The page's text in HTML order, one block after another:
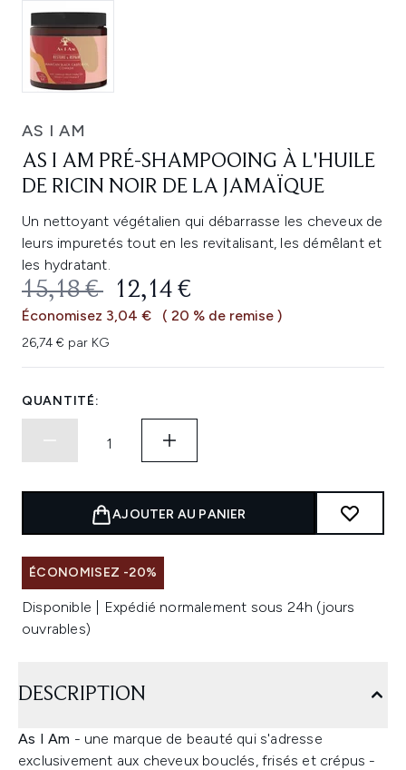
AS I AM
AS I AM PRÉ-SHAMPOOING À L'HUILE
DE RICIN NOIR DE LA JAMAÏQUE
Un nettoyant végétalien qui débarrasse les cheveux de
leurs impuretés tout en les revitalisant, les démêlant et
les hydratant.
PRIX DE VENTE :
15,18 € PRIX ​​ACTUEL :
12,14 €
Économisez 3,04 € ( 20 % de remise )
26,74 € par KG
QUANTITÉ:
AJOUTER AU PANIER
ÉCONOMISEZ -20%
Disponible | Expédié normalement sous 24h (jours
ouvrables)
DESCRIPTION
As I Am - une marque de beauté qui s'adresse
exclusivement aux cheveux bouclés, frisés et crépus -